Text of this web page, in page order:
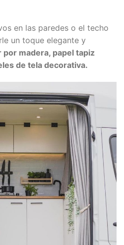
en las paredes o el techo
un toque elegante y
por madera, papel tapiz
de tela decorativa.